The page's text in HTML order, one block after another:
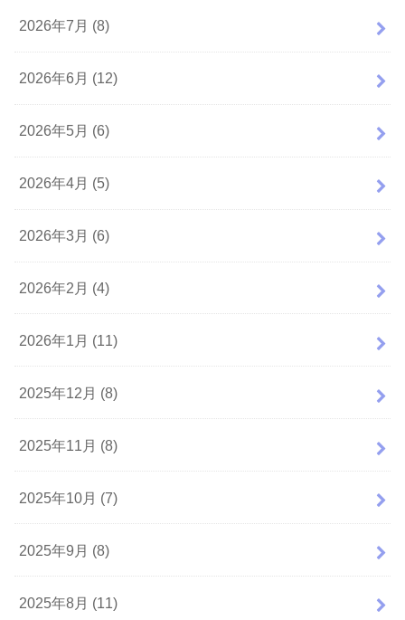
2026年7月 (8)
2026年6月 (12)
2026年5月 (6)
2026年4月 (5)
2026年3月 (6)
2026年2月 (4)
2026年1月 (11)
2025年12月 (8)
2025年11月 (8)
2025年10月 (7)
2025年9月 (8)
2025年8月 (11)